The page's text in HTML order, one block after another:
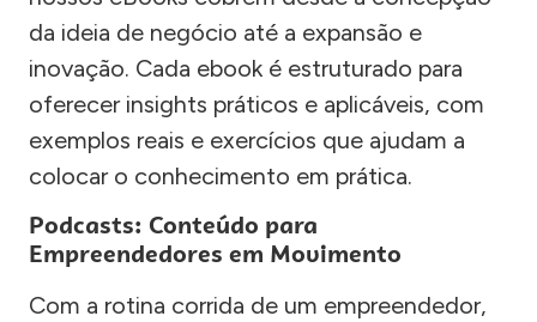
da ideia de negócio até a expansão e
inovação. Cada ebook é estruturado para
oferecer insights práticos e aplicáveis, com
exemplos reais e exercícios que ajudam a
colocar o conhecimento em prática.
Podcasts: Conteúdo para
Empreendedores em Movimento
Com a rotina corrida de um empreendedor,